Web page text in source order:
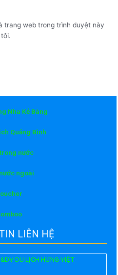
trang web trong trình duyệt này
Nha Kẻ Bàng
Quảng Bình
nước
ngoài
LIÊN HỆ
DU LỊCH HƯNG VIỆT